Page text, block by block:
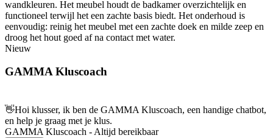
wandkleuren. Het meubel houdt de badkamer overzichtelijk en
functioneel terwijl het een zachte basis biedt. Het onderhoud is
eenvoudig: reinig het meubel met een zachte doek en milde zeep en
droog het hout goed af na contact met water.
Nieuw
GAMMA Kluscoach
👋Hoi klusser, ik ben de GAMMA Kluscoach, een handige chatbot,
en help je graag met je klus.
GAMMA Kluscoach - Altijd bereikbaar